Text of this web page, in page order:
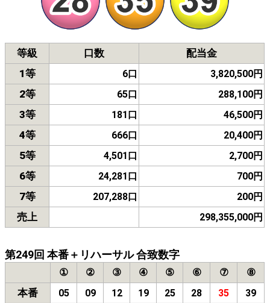
等級 口数
配当金
1等
6口 3,820,500円
2等 65口 288,100円
3等 181口 46,500円
4等 666口 20,400円
5等 4,501口 2,700円
6等 24,281口 700円
7等 207,288口 200円
売上 298,355,000円
第249回 本番＋リハーサル 合致数字
① ② ③ ④ ⑤ ⑥ ⑦
⑧
本番
05 09 12 19 25 28 35 39